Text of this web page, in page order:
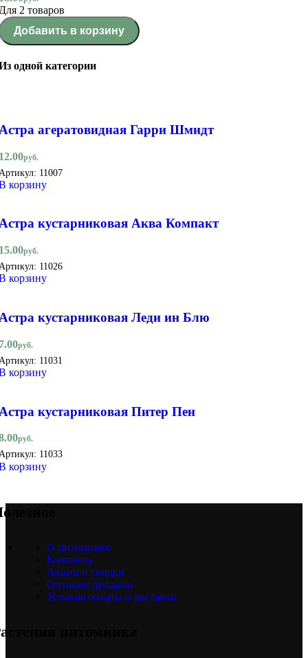
2 товаров
Добавить в корзину
одной категории
агератовидная Гарри Шмидт
руб.
11007
корзину
кустарниковая Аква Компакт
руб.
11026
корзину
кустарниковая Леди ин Блю
руб.
11031
корзину
кустарниковая Питер Пен
руб.
11033
корзину
О питомнике
Контакты
Акции и скидки
Оптовые продажи
Условия оплаты и доставки
питомника